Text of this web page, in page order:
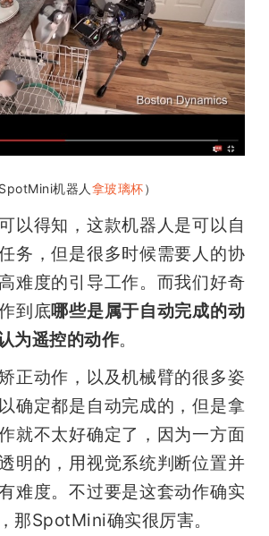
机器人 拿玻璃杯）
以得知，这款机器人是可以自
务，但是很多时候需要人的协
难度的引导工作。而我们好奇
到底哪些是属于自动完成的动
为遥控的动作。
正动作，以及机械臂的很多姿
确定都是自动完成的，但是拿
就不太好确定了，因为一方面
明的，用视觉系统判断位置并
难度。不过要是这套动作确实
那SpotMini确实很厉害。